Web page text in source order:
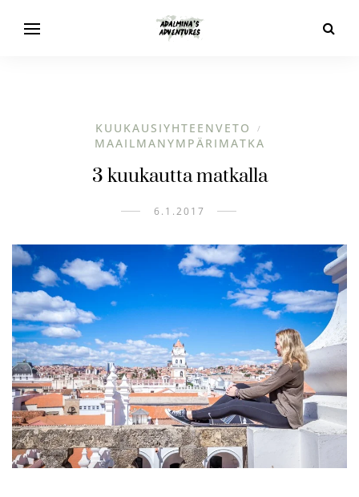
KUUKAUSIYHTEENVETO /
MAAILMANYMPÄRIMATKA
3 kuukautta matkalla
6.1.2017